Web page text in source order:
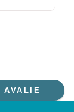
AVALIE